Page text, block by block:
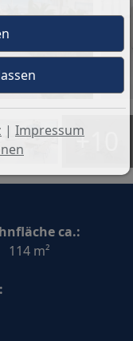
+10
ca.:
114 m²
| Impressum